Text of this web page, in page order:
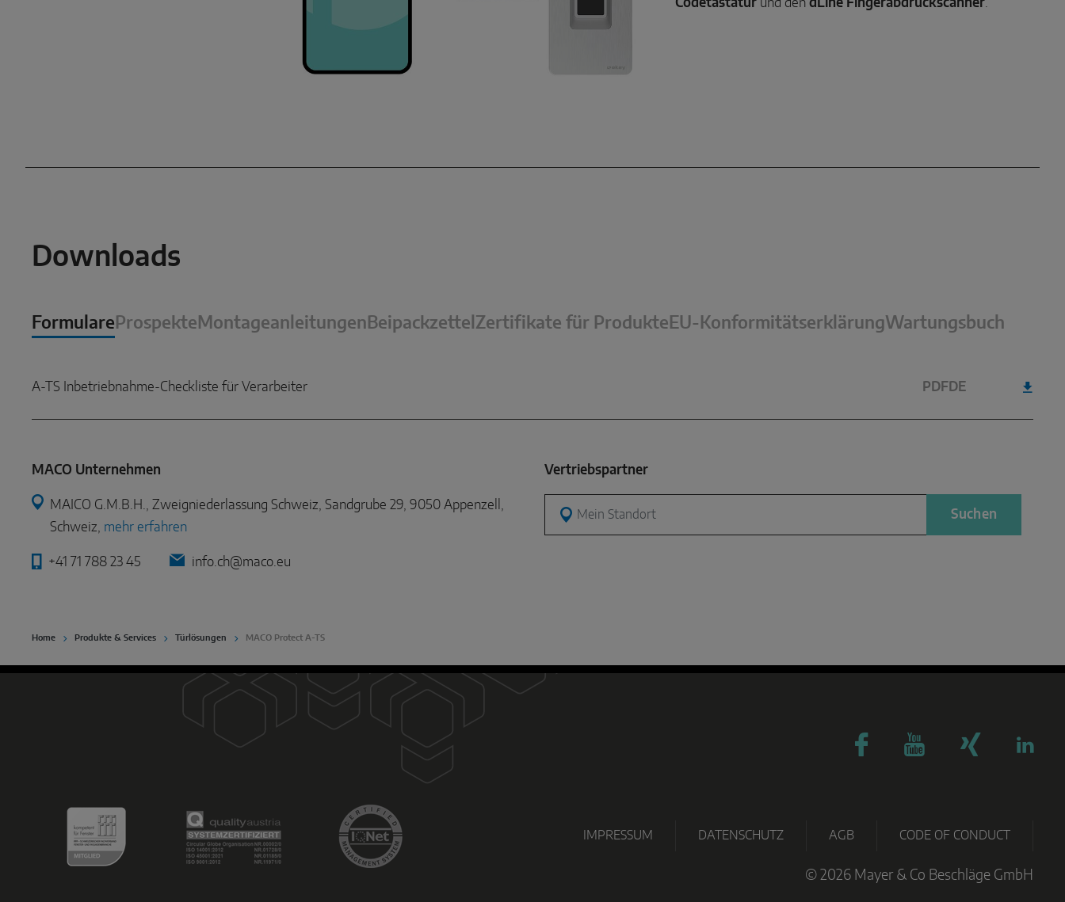
Codetastatur und den dLine Fingerabdruckscanner.
Downloads
Formulare Prospekte Montageanleitungen Beipackzettel Zertifikate für Produkte EU-KonformitätserklärungWartungsbuch
A-TS Inbetriebnahme-Checkliste für Verarbeiter PDFDE
PORTAL
MACO Unternehmen
MAICO G.M.B.H., Zweigniederlassung Schweiz, Sandgrube 29, 9050 Appenzell,
Schweiz, mehr erfahren
+41 71 788 23 45 info.ch@maco.eu
Vertriebspartner
Mein Standort
Suchen
Home Produkte & Services Türlösungen MACO Protect A-TS
IMPRESSUM DATENSCHUTZ AGB CODE OF CONDUCT
© 2026 Mayer & Co Beschläge GmbH